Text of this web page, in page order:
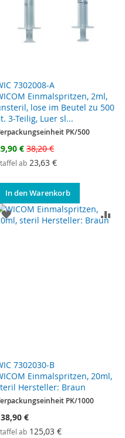
7302008-A
Einmalspritzen, 2ml,
lose im Beutel zu 500
3-Teilig, Luer sl...
PK/500
€ 38,20 €
ab 23,63 €
In den Warenkorb
VERGLEICHSLISTE
7302030-B
Einmalspritzen, 20ml,
Hersteller: Braun
ZUR WUNSCHLISTE
PK/1000
€
ab 125,03 €